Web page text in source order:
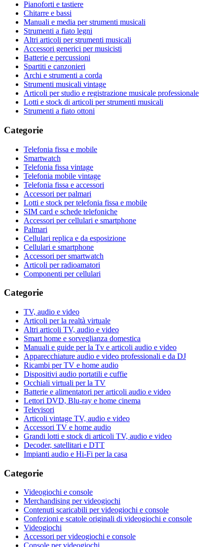
Pianoforti e tastiere
Chitarre e bassi
Manuali e media per strumenti musicali
Strumenti a fiato legni
Altri articoli per strumenti musicali
Accessori generici per musicisti
Batterie e percussioni
Spartiti e canzonieri
Archi e strumenti a corda
Strumenti musicali vintage
Articoli per studio e registrazione musicale professionale
Lotti e stock di articoli per strumenti musicali
Strumenti a fiato ottoni
Categorie
Telefonia fissa e mobile
Smartwatch
Telefonia fissa vintage
Telefonia mobile vintage
Telefonia fissa e accessori
Accessori per palmari
Lotti e stock per telefonia fissa e mobile
SIM card e schede telefoniche
Accessori per cellulari e smartphone
Palmari
Cellulari replica e da esposizione
Cellulari e smartphone
Accessori per smartwatch
Articoli per radioamatori
Componenti per cellulari
Categorie
TV, audio e video
Articoli per la realtà virtuale
Altri articoli TV, audio e video
Smart home e sorveglianza domestica
Manuali e guide per la Tv e articoli audio e video
Apparecchiature audio e video professionali e da DJ
Ricambi per TV e home audio
Dispositivi audio portatili e cuffie
Occhiali virtuali per la TV
Batterie e alimentatori per articoli audio e video
Lettori DVD, Blu-ray e home cinema
Televisori
Articoli vintage TV, audio e video
Accessori TV e home audio
Grandi lotti e stock di articoli TV, audio e video
Decoder, satellitari e DTT
Impianti audio e Hi-Fi per la casa
Categorie
Videogiochi e console
Merchandising per videogiochi
Contenuti scaricabili per videogiochi e console
Confezioni e scatole originali di videogiochi e console
Videogiochi
Accessori per videogiochi e console